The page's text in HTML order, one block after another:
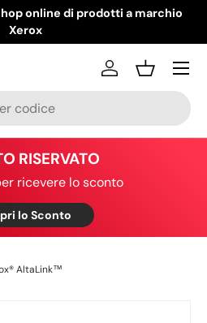
online di prodotti a marchio
Xerox
AccediCestino
Menu
RISERVATO
ricevere lo sconto
lo Sconto
AltaLink™